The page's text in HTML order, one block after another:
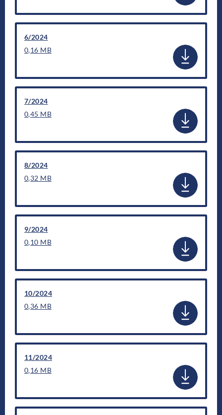
6/2024
0,16 MB
7/2024
0,45 MB
8/2024
0,32 MB
9/2024
0,10 MB
10/2024
0,36 MB
11/2024
0,16 MB